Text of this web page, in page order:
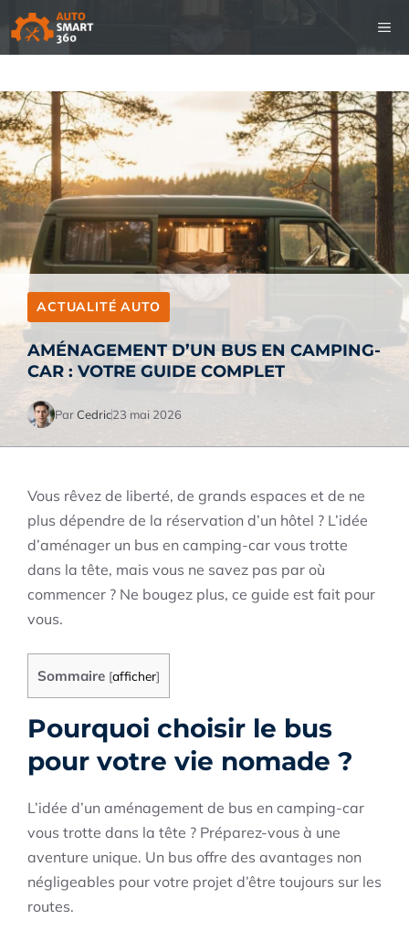
Aller
au
contenu
ACTUALITÉ AUTO
AMÉNAGEMENT D’UN BUS EN CAMPING-
CAR : VOTRE GUIDE COMPLET
ParCedric23 mai 2026
Vous rêvez de liberté, de grands espaces et de ne
plus dépendre de la réservation d’un hôtel ? L’idée
d’aménager un bus en camping-car vous trotte
dans la tête, mais vous ne savez pas par où
commencer ? Ne bougez plus, ce guide est fait pour
vous.
Sommaire [afficher]
Pourquoi choisir le bus
pour votre vie nomade ?
L’idée d’un aménagement de bus en camping-car
vous trotte dans la tête ? Préparez-vous à une
aventure unique. Un bus offre des avantages non
négligeables pour votre projet d’être toujours sur les
routes.